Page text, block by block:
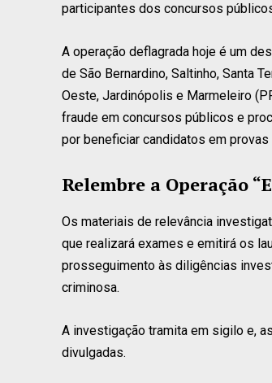
participantes dos concursos
A operação deflagrada hoje é um
de São Bernardino, Saltinho, Santa
Oeste, Jardinópolis e Marmeleiro
fraude em concursos públicos e
por beneficiar candidatos em provas
Relembre a Operação
Os materiais de relevância
que realizará exames e emitirá os
prosseguimento às diligências
criminosa.
A investigação tramita em sigilo e,
divulgadas.